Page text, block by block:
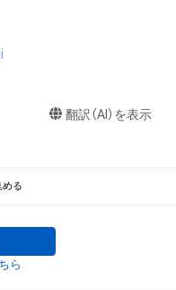
隣接権の権利者またはそ
同意なしに、上記の「本
開、配布、逆コンパイ
ますが、これに限定されま
せていただきます。
、その損害がいかなる原
ムの著作権を有する方、
翻訳（AI）を表示
める
ら